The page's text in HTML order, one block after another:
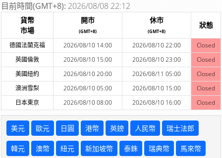
目前時間(GMT+8): 2026/08/08 22:12
貨幣
市場
開市
(GMT+8)
休市
(GMT+8)
狀態
德國法蘭克福 2026/08/10 14:00 2026/08/10 22:00
Closed
英國倫敦
2026/08/10 15:00 2026/08/10 23:00
Closed
美國紐約
2026/08/10 20:00 2026/08/11 05:00
Closed
澳洲雪梨
2026/08/10 05:00 2026/08/10 15:00
Closed
日本東京
2026/08/10 08:00 2026/08/10 16:00 Closed
美元 歐元 日圓 港幣 英鎊 人民幣 瑞士法郎
韓元 澳幣 紐元 新加坡幣 泰銖 瑞典幣 馬來幣